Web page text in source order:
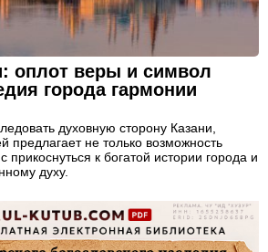
оплот веры и символ
города гармонии
духовную сторону Казани,
предлагает не только возможность
к богатой истории города и
духу.